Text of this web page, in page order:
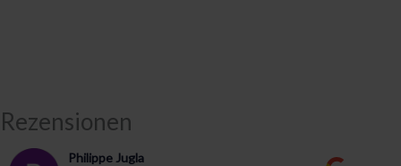
Rezensionen
Philippe Jugla